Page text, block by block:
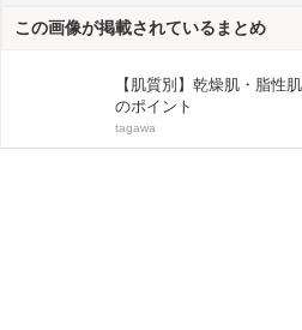
この画像が掲載されているまとめ
【肌質別】乾燥肌・脂性
のポイント
tagawa